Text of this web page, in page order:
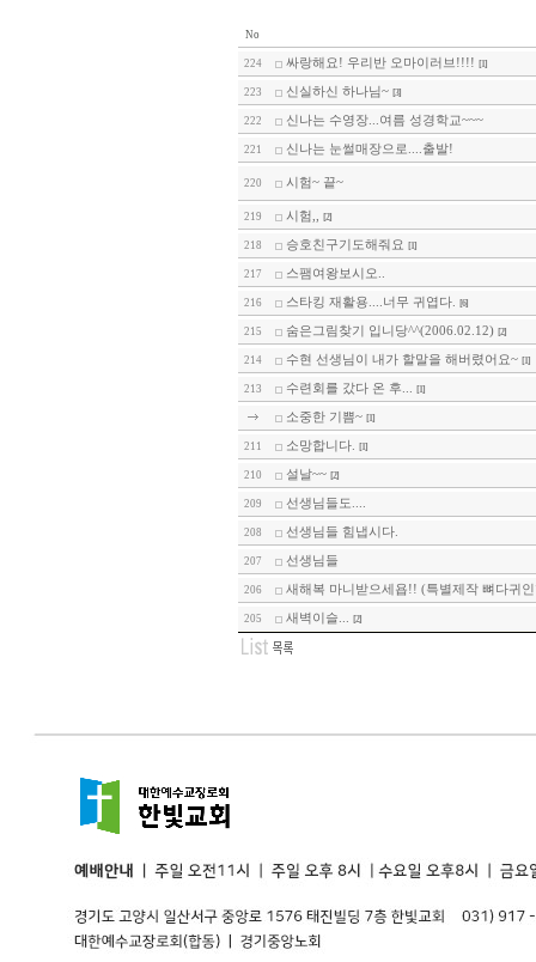
No
224 싸랑해요! 우리반 오마이러브!!!! [1]
223 신실하신 하나님~ [3]
222 신나는 수영장...여름 성경학교~~~
221 신나는 눈썰매장으로....출발!
220 시험~ 끝~
219 시험,, [2]
218 승호친구기도해줘요 [1]
217 스팸여왕보시오..
216 스타킹 재활용....너무 귀엽다. [6]
215 숨은그림찾기 입니당^^(2006.02.12) [2]
214 수현 선생님이 내가 할말을 해버렸어요~ [1]
213 수련회를 갔다 온 후... [1]
소중한 기쁨~ [1]
211 소망합니다. [1]
210 설날~~ [2]
209 선생님들도....
208 선생님들 힘냅시다.
207 선생님들
206 새해복 마니받으세욥!! (특별제작 뼈다귀
205 새벽이슬... [2]